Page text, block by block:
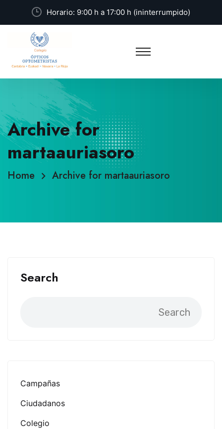
Horario: 9:00 h a 17:00 h (ininterrumpido)
Archive for
martaauriasoro
Home Archive for martaauriasoro
Search
Search
Campañas
Ciudadanos
Colegio